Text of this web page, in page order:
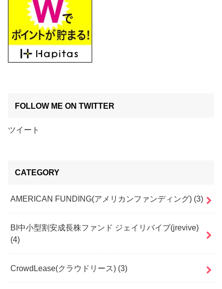
FOLLOW ME ON TWITTER
ツイート
CATEGORY
AMERICAN FUNDING(アメリカンファンディング) (3)
BI中小型割安成長株ファンド ジェイリバイブ(jrevive)
(4)
CrowdLease(クラウドリース) (3)